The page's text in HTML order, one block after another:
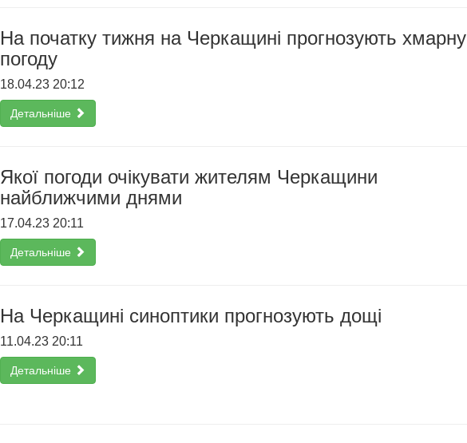
На початку тижня на Черкащині прогнозують хмарну
погоду
18.04.23 20:12
Детальніше
Якої погоди очікувати жителям Черкащини
найближчими днями
17.04.23 20:11
Детальніше
На Черкащині синоптики прогнозують дощі
11.04.23 20:11
Детальніше